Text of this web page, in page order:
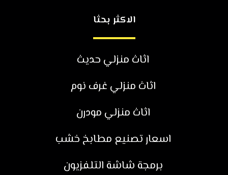
الاكثر بحثا
اثاث منزلي حديث
اثاث منزلي غرف نوم
اثاث منزلي مودرن
اسعار تصنيع مطابخ خشب
برمجة شاشة التلفزيون